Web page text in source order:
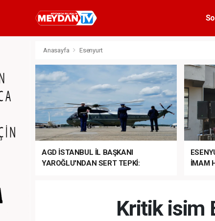
Anasayfa Esenyurt
AGD İSTANBUL İL BAŞKANI
YAROĞLU'NDAN SERT TEPKİ:
İMAM
Kritik isim